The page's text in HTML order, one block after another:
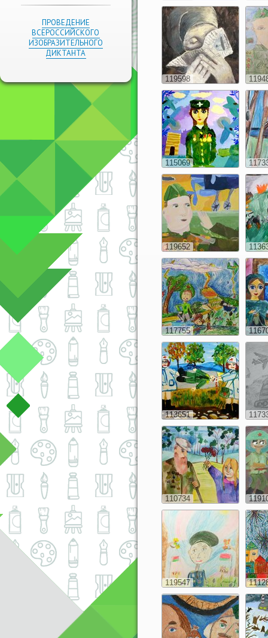
ПРОВЕДЕНИЕ
ВСЕРОССИЙСКОГО
ИЗОБРАЗИТЕЛЬНОГО
ДИКТАНТА
119598
115069
119652
117755
113651
110734
119547